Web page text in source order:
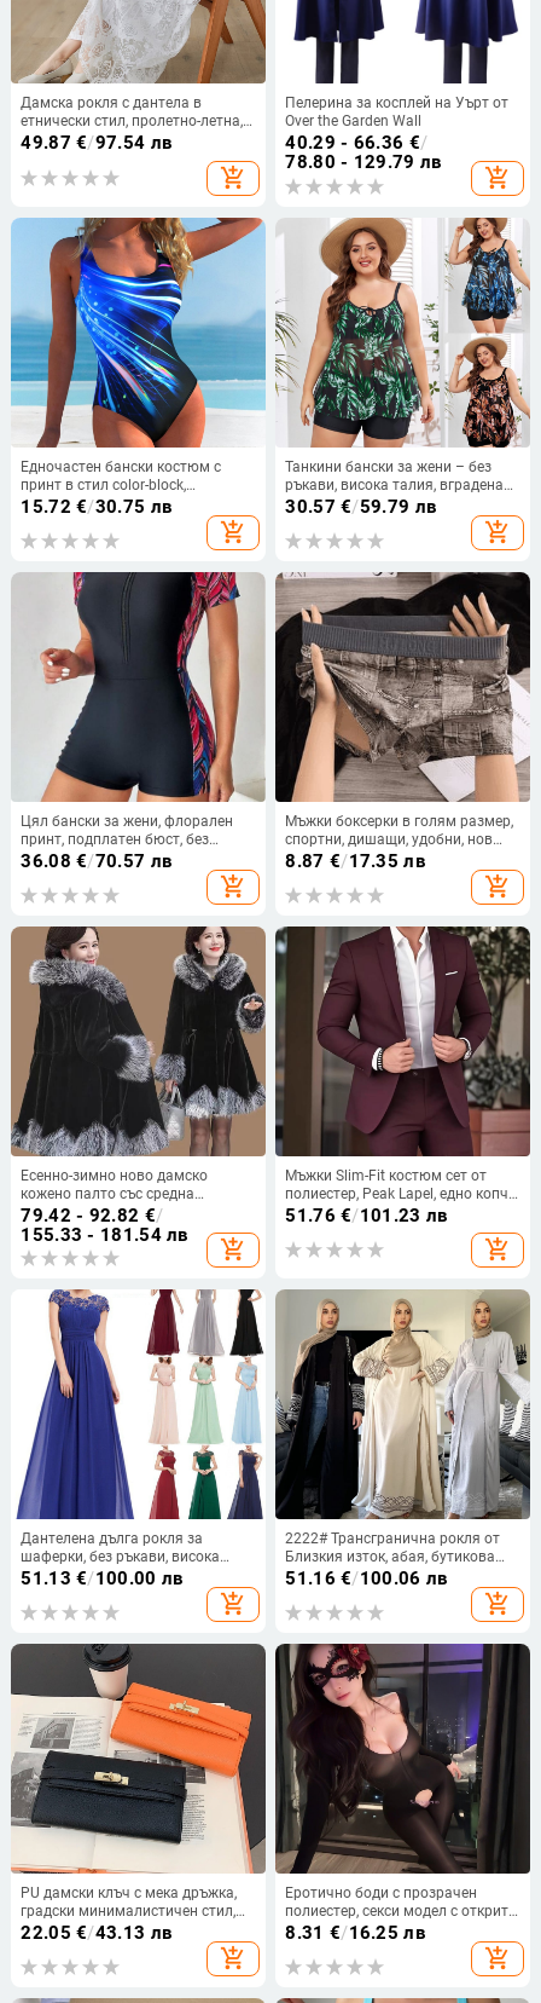
Дамска рокля с дантела в
етнически стил, пролетно-летна,
широка винтидж рокля, дълга
рокля за морска почивка, с А-
силует и фея
49.87 €/97.54 лв
add_shopping_cart
Пелерина за косплей на Уърт от
Over the Garden Wall
40.29 - 66.36 €/
78.80 - 129.79 лв
add_shopping_cart
Едночастен бански костюм с
принт в стил color-block,
полиестер/еластан 82%/18%, 210
15.72 €/30.75 лв
add_shopping_cart
Танкини бански за жени – без
ръкави, висока талия, вградена
подпора за бюста, полиестерна
материя с подплата полиестер-
спандекс, здрав
30.57 €/59.79 лв
add_shopping_cart
Цял бански за жени, флорален
принт, подплатен бюст, без
банели, нейлонова материя
36.08 €/70.57 лв
add_shopping_cart
Мъжки боксерки в голям размер,
спортни, дишащи, удобни, нов
модел, за всички сезони
8.87 €/17.35 лв
add_shopping_cart
Есенно-зимно ново дамско
кожено палто със средна
дължина в корейски стил,
изкуствена лисича кожа и яка от
норка, удебелено палто, дамски
тоалет
79.42 - 92.82 €/
155.33 - 181.54 лв
add_shopping_cart
Мъжки Slim-Fit костюм сет от
полиестер, Peak Lapel, едно копче,
централна задна цепка
51.76 €/101.23 лв
add_shopping_cart
Дантелена дълга рокля за
шаферки, без ръкави, висока
талия, дълга вечерна рокля;
полиестерна дантела
51.13 €/100.00 лв
add_shopping_cart
2222# Трансгранична рокля от
Близкия изток, абая, бутикова
бродерия, модна рокля с
пискюли, жилетка, мюсюлманска
рокля
51.16 €/100.06 лв
add_shopping_cart
PU дамски клъч с мека дръжка,
градски минималистичен стил,
еднотонен дизайн, множество
отделения за карти, подплата от
полиестер
22.05 €/43.13 лв
add_shopping_cart
Еротично боди с прозрачен
полиестер, секси модел с открита
зона
8.31 €/16.25 лв
add_shopping_cart